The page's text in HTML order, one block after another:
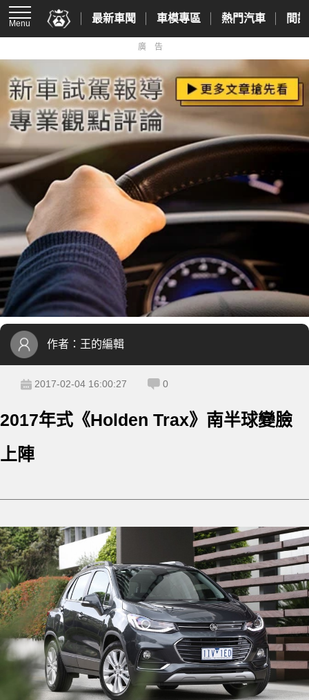
Menu 最新車聞 車模專區 熱門汽車 間
廣告
作者： 王的編輯
2017-02-04 16:00:27 0
2017年式《Holden Trax》南半球變臉
上陣